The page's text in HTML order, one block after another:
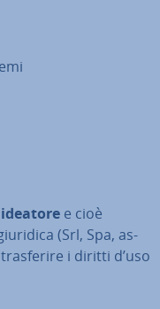
ideatore e cioè
(Srl, Spa, as­
i diritti d’uso